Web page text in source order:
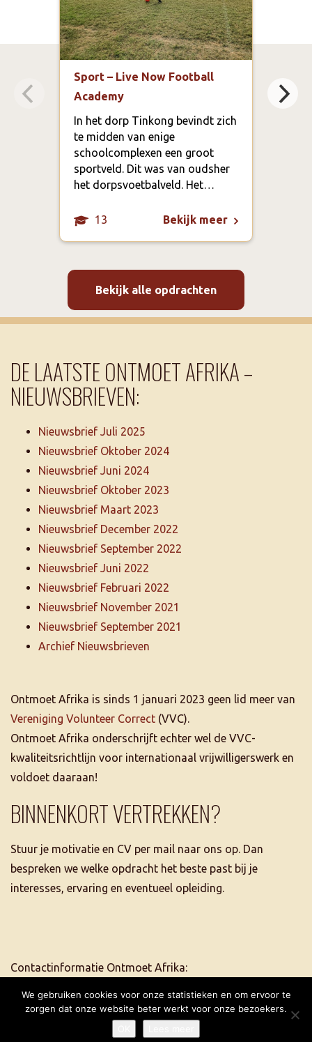
Sport – Live Now Football
Academy
In het dorp Tinkong bevindt zich
te midden van enige
schoolcomplexen een groot
sportveld. Dit was van oudsher
het dorpsvoetbalveld. Het…
13 Bekijk meer
Bekijk alle opdrachten
DE LAATSTE ONTMOET AFRIKA –
NIEUWSBRIEVEN:
Nieuwsbrief Juli 2025
Nieuwsbrief Oktober 2024
Nieuwsbrief Juni 2024
Nieuwsbrief Oktober 2023
Nieuwsbrief Maart 2023
Nieuwsbrief December 2022
Nieuwsbrief September 2022
Nieuwsbrief Juni 2022
Nieuwsbrief Februari 2022
Nieuwsbrief November 2021
Nieuwsbrief September 2021
Archief Nieuwsbrieven
Ontmoet Afrika is sinds 1 januari 2023 geen lid meer van
Vereniging Volunteer Correct (VVC).
Ontmoet Afrika onderschrijft echter wel de VVC-
kwaliteitsrichtlijn voor internationaal vrijwilligerswerk en
voldoet daaraan!
BINNENKORT VERTREKKEN?
Stuur je motivatie en CV per mail naar ons op. Dan
bespreken we welke opdracht het beste past bij je
interesses, ervaring en eventueel opleiding.
Contactinformatie Ontmoet Afrika:
info@ontmoetafrika.nl
We gebruiken cookies voor onze statistieken en om ervoor te
zorgen dat onze website beter werkt voor onze bezoekers.